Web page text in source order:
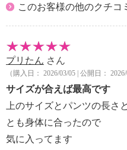
このお客様の他のクチコ
プリたん さん
（購入日： 2026/03/05 | 公開日： 2026/
サイズが合えば最高です
上のサイズとパンツの長さ
とも身体に合ったので
気に入ってます